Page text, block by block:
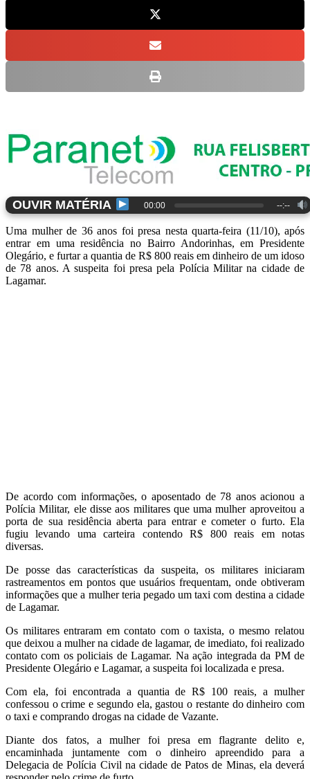
OUVIR MATÉRIA 00:00 --:--
Uma mulher de 36 anos foi presa nesta quarta-feira (11/10), após
entrar em uma residência no Bairro Andorinhas, em Presidente
Olegário, e furtar a quantia de R$ 800 reais em dinheiro de um idoso
de 78 anos. A suspeita foi presa pela Polícia Militar na cidade de
Lagamar.
De acordo com informações, o aposentado de 78 anos acionou a
Polícia Militar, ele disse aos militares que uma mulher aproveitou a
porta de sua residência aberta para entrar e cometer o furto. Ela
fugiu levando uma carteira contendo R$ 800 reais em notas
diversas.
De posse das características da suspeita, os militares iniciaram
rastreamentos em pontos que usuários frequentam, onde obtiveram
informações que a mulher teria pegado um taxi com destina a cidade
de Lagamar.
Os militares entraram em contato com o taxista, o mesmo relatou
que deixou a mulher na cidade de lagamar, de imediato, foi realizado
contato com os policiais de Lagamar. Na ação integrada da PM de
Presidente Olegário e Lagamar, a suspeita foi localizada e presa.
Com ela, foi encontrada a quantia de R$ 100 reais, a mulher
confessou o crime e segundo ela, gastou o restante do dinheiro com
o taxi e comprando drogas na cidade de Vazante.
Diante dos fatos, a mulher foi presa em flagrante delito e,
encaminhada juntamente com o dinheiro apreendido para a
Delegacia de Polícia Civil na cidade de Patos de Minas, ela deverá